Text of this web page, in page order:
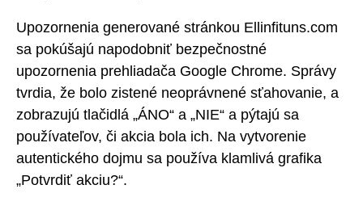
Upozornenia generované stránkou Ellinfituns.com
sa pokúšajú napodobniť bezpečnostné
upozornenia prehliadača Google Chrome. Správy
tvrdia, že bolo zistené neoprávnené sťahovanie, a
zobrazujú tlačidlá „ÁNO“ a „NIE“ a pýtajú sa
používateľov, či akcia bola ich. Na vytvorenie
autentického dojmu sa používa klamlivá grafika
„Potvrdiť akciu?“.